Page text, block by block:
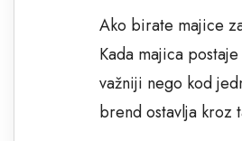
Ako birate majice
Kada majica
važniji nego kod
brend ostavlja kroz